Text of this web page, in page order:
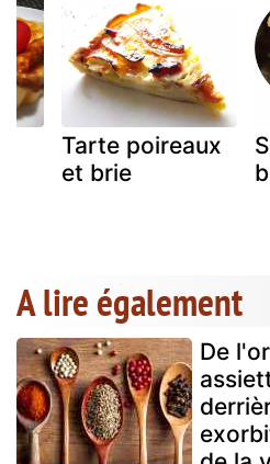
Tarte poireaux
et brie
A lire également
De